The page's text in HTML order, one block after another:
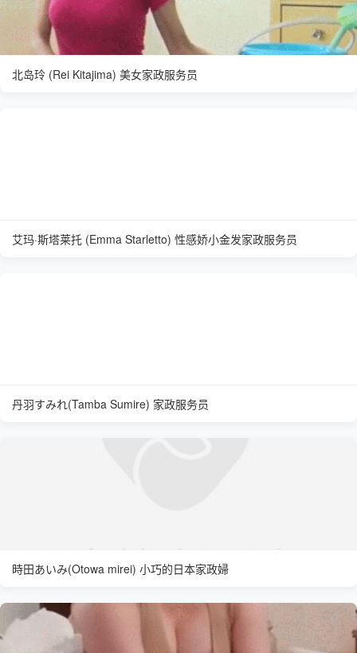
北岛玲 (Rei Kitajima) 美女家政服务员
艾玛·斯塔莱托 (Emma Starletto) 性感娇小金发家政服务员
丹羽すみれ(Tamba Sumire) 家政服务员
時田あいみ(Otowa mirei) 小巧的日本家政婦